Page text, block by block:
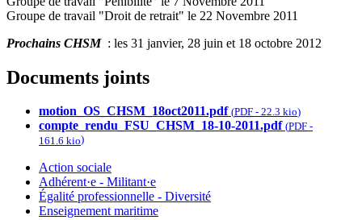
Groupe de travail "Droit de retrait" le 22 Novembre 2011
Prochains CHSM : les 31 janvier, 28 juin et 18 octobre 2012
Documents joints
motion_OS_CHSM_18oct2011.pdf (PDF - 22.3 kio)
compte_rendu_FSU_CHSM_18-10-2011.pdf (PDF -
161.6 kio)
Action sociale
Adhérent·e - Militant·e
Égalité professionnelle - Diversité
Enseignement maritime